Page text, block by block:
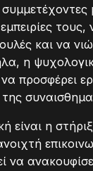
και να
η
προσφέρει
είναι η
να